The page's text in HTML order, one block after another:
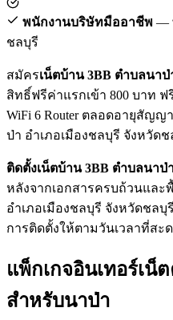
พนักงานบริษัทมืออาชีพ —
ชลบุรี
สมัครเน็ตบ้าน 3BB ตำบลนาป่
สิทธิ์ฟรีค่าแรกเข้า 800 บาท
WiFi 6 Router ตลอดอายุสัญ
ป่า อำเภอเมืองชลบุรี จังหวัด
ติดตั้งเน็ตบ้าน 3BB ตำบลนาป่
หลังจากเอกสารครบถ้วนแล
อำเภอเมืองชลบุรี จังหวัดชล
การติดตั้งให้ตามวันเวลาที่สะ
แพ็กเกจอินเทอร์เน็
สำหรับนาป่า